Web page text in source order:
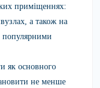
приміщеннях:
а також на
популярними
як основного
не менше